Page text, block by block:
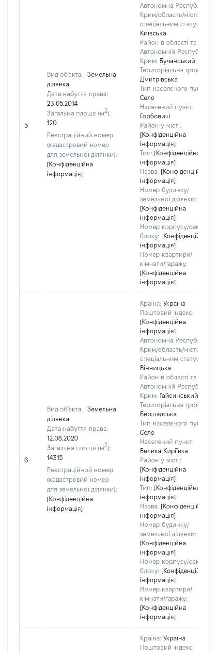
5
Вид об'єкта:
Земельна
ділянка
Дата набуття права:
23.05.2014
Загальна площа (м2):
120
Реєстраційний номер
(кадастровий номер
для земельної ділянки):
[Конфіденційна
інформація]
Автономна Республіка
Крим/область/місто зі
спеціальним статусом:
Київська
Район в області та
Автономній Республіці
Крим: Бучанський
Територіальна громада:
Дмитрівська
Тип населеного пункту:
Село
Населений пункт:
Горбовичі
Район у місті:
[Конфіденційна
інформація]
Тип: [Конфіденційна
інформація]
Назва: [Конфіденційна
інформація]
Номер будинку/
земельної ділянки:
[Конфіденційна
інформація]
Номер корпусу/секції/
блоку: [Конфіденційна
інформація]
Номер квартири/
кімнати/гаражу:
[Конфіденційна
інформація]
6
Вид об'єкта:
Земельна
ділянка
Дата набуття права:
12.08.2020
Загальна площа (м2):
14315
Реєстраційний номер
(кадастровий номер
для земельної ділянки):
[Конфіденційна
інформація]
Країна: Україна
Поштовий індекс:
[Конфіденційна
інформація]
Автономна Республіка
Крим/область/місто зі
спеціальним статусом:
Вінницька
Район в області та
Автономній Республіці
Крим: Гайсинський
Територіальна громада:
Бершадська
Тип населеного пункту:
Село
Населений пункт:
Велика Киріївка
Район у місті:
[Конфіденційна
інформація]
Тип: [Конфіденційна
інформація]
Назва: [Конфіденційна
інформація]
Номер будинку/
земельної ділянки:
[Конфіденційна
інформація]
Номер корпусу/секції/
блоку: [Конфіденційна
інформація]
Номер квартири/
кімнати/гаражу:
[Конфіденційна
інформація]
Країна: Україна
Поштовий індекс: